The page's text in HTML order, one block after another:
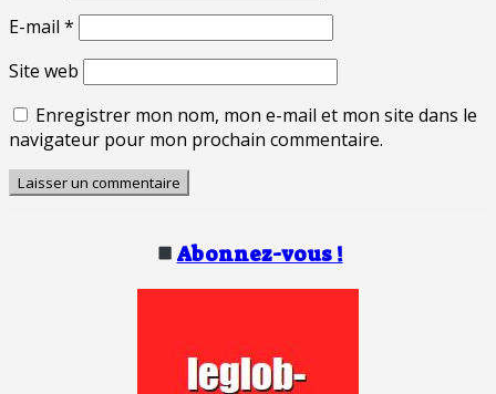
E-mail *
Site web
Enregistrer mon nom, mon e-mail et mon site dans le
navigateur pour mon prochain commentaire.
Abonnez-vous !